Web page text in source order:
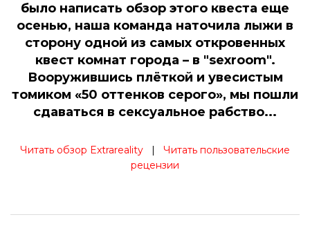
было написать обзор этого квеста еще
осенью, наша команда наточила лыжи в
сторону одной из самых откровенных
квест комнат города – в "sexroom".
Вооружившись плёткой и увесистым
томиком «50 оттенков серого», мы пошли
сдаваться в сексуальное рабство...
Читать обзор Extrareality
Читать пользовательские
рецензии